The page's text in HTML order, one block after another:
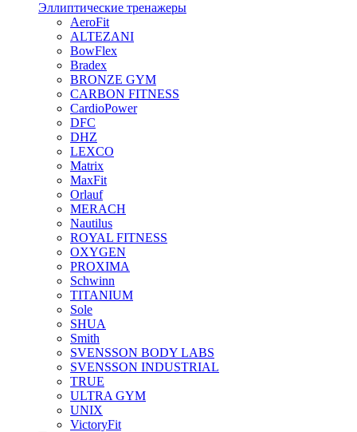
Эллиптические тренажеры
AeroFit
ALTEZANI
BowFlex
Bradex
BRONZE GYM
CARBON FITNESS
CardioPower
DFC
DHZ
LEXCO
Matrix
MaxFit
Orlauf
MERACH
Nautilus
ROYAL FITNESS
OXYGEN
PROXIMA
Schwinn
TITANIUM
Sole
SHUA
Smith
SVENSSON BODY LABS
SVENSSON INDUSTRIAL
TRUE
ULTRA GYM
UNIX
VictoryFit